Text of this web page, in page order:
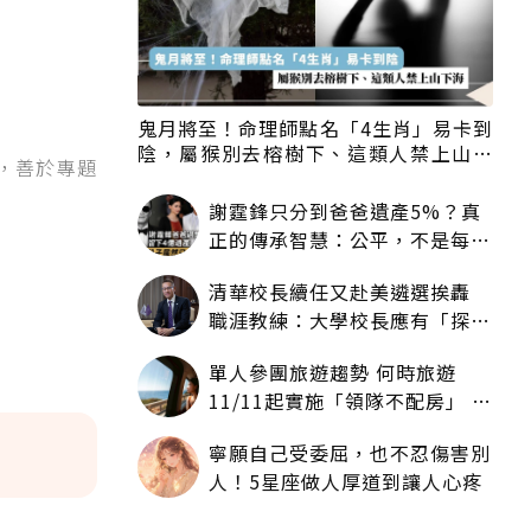
善於專題
鬼月將至！命理師點名「4生肖」易卡到
陰，屬猴別去榕樹下、這類人禁上山下
謝霆鋒只分到爸爸遺產5%？真
正的傳承智慧：公平，不是每個
清華校長續任又赴美遴選挨轟
職涯教練：大學校長應有「探
單人參團旅遊趨勢 何時旅遊
11/11起實施「領隊不配房」 落
寧願自己受委屈，也不忍傷害別
人！5星座做人厚道到讓人心疼